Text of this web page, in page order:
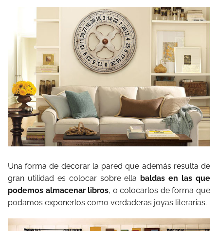
Una forma de decorar la pared que además resulta de
gran utilidad es colocar sobre ella baldas en las que
podemos almacenar libros, o colocarlos de forma que
podamos exponerlos como verdaderas joyas literarias.